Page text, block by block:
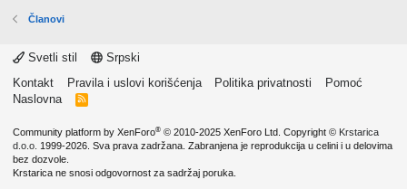
Članovi
Svetli stil
Srpski
Kontakt
Pravila i uslovi korišćenja Politika privatnosti
Pomoć
Naslovna
R
Community platform by XenForo® © 2010-2025 XenForo Ltd. Copyright © Krstarica
d.o.o. 1999-2026. Sva prava zadržana. Zabranjena je reprodukcija u celini i u delovima
bez dozvole.
Krstarica ne snosi odgovornost za sadržaj poruka.